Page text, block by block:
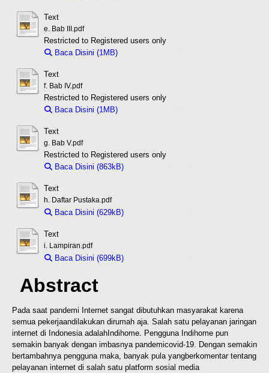
Text
e. Bab III.pdf
Restricted to Registered users only
Baca Disini (1MB)
Text
f. Bab IV.pdf
Restricted to Registered users only
Baca Disini (1MB)
Text
g. Bab V.pdf
Restricted to Registered users only
Baca Disini (863kB)
Text
h. Daftar Pustaka.pdf
Baca Disini (629kB)
Text
i. Lampiran.pdf
Baca Disini (699kB)
Abstract
Pada saat pandemi Internet sangat dibutuhkan masyarakat karena
semua pekerjaandilakukan dirumah aja. Salah satu pelayanan jaringan
internet di Indonesia adalahIndihome. Pengguna Indihome pun
semakin banyak dengan imbasnya pandemicovid-19. Dengan semakin
bertambahnya pengguna maka, banyak pula yangberkomentar tentang
pelayanan internet di salah satu platform sosial media